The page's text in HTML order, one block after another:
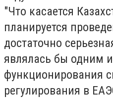
"Что касается
планируется
достаточно
являлась бы одним
функционирования
регулирования в